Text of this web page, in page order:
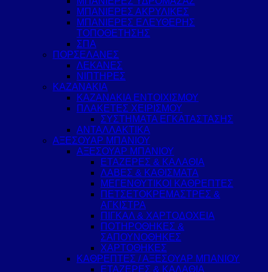
ΜΠΑΝΙΕΡΕΣ ΑΚΡΥΛΙΚΕΣ
ΜΠΑΝΙΕΡΕΣ ΕΛΕΥΘΕΡΗΣ
ΤΟΠΟΘΕΤΗΣΗΣ
ΣΠΑ
ΠΟΡΣΕΛΑΝΕΣ
ΛΕΚΑΝΕΣ
ΝΙΠΤΗΡΕΣ
ΚΑΖΑΝΑΚΙΑ
ΚΑΖΑΝΑΚΙΑ ΕΝΤΟΙΧΙΣΜΟΥ
ΠΛΑΚΕΤΕΣ ΧΕΙΡΙΣΜΟΥ
ΣΥΣΤΗΜΑΤΑ ΕΓΚΑΤΑΣΤΑΣΗΣ
ΑΝΤΑΛΛΑΚΤΙΚΑ
ΑΞΕΣΟΥΑΡ ΜΠΑΝΙΟΥ
ΑΞΕΣΟΥΑΡ ΜΠΑΝΙΟΥ
ΕΤΑΖΕΡΕΣ & ΚΑΛΑΘΙΑ
ΛΑΒΕΣ & ΚΑΘΙΣΜΑΤΑ
ΜΕΓΕΝΘΥΤΙΚΟΙ ΚΑΘΡΕΠΤΕΣ
ΠΕΤΣΕΤΟΚΡΕΜΑΣΤΡΕΣ &
ΑΓΚΙΣΤΡΑ
ΠΙΓΚΑΛ & ΧΑΡΤΟΔΟΧΕΙΑ
ΠΟΤΗΡΟΘΗΚΕΣ &
ΣΑΠΟΥΝΟΘΗΚΕΣ
ΧΑΡΤΟΘΗΚΕΣ
ΚΑΘΡΕΠΤΕΣ / ΑΞΕΣΟΥΑΡ ΜΠΑΝΙΟΥ
ΕΤΑΖΕΡΕΣ & ΚΑΛΑΘΙΑ